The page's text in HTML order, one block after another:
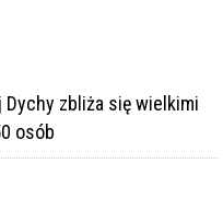
zbliża się wielkimi
osób